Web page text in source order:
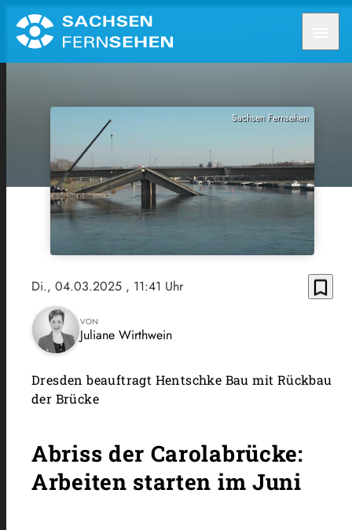
Sachsen Fernsehen
Di., 04.03.2025 , 11:41 Uhr bookmark_border
VON
Juliane Wirthwein
Dresden beauftragt Hentschke Bau mit Rückbau
der Brücke
Abriss der Carolabrücke:
Arbeiten starten im Juni